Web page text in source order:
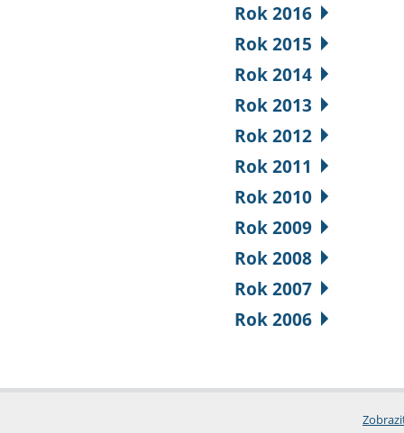
Rok 2016
Rok 2015
Rok 2014
Rok 2013
Rok 2012
Rok 2011
Rok 2010
Rok 2009
Rok 2008
Rok 2007
Rok 2006